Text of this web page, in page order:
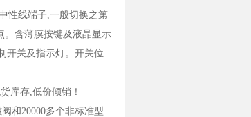
性线端子,一般切换之第
。含薄膜按键及液晶显示
开关及指示灯。开关位
库存,低价倾销！
和20000多个非标准型